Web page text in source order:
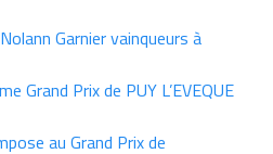
Garnier vainqueurs à
Grand Prix de PUY L’EVEQUE
au Grand Prix de